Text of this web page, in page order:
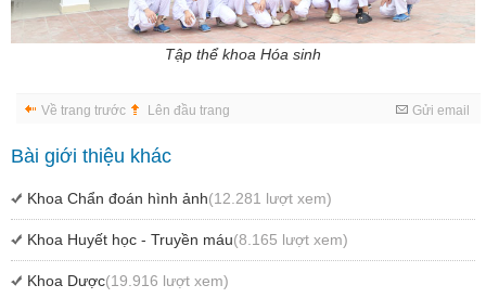
Tập thể khoa Hóa sinh
Về trang trước Lên đầu trang Gửi email
Bài giới thiệu khác
Khoa Chẩn đoán hình ảnh(12.281 lượt xem)
Khoa Huyết học - Truyền máu(8.165 lượt xem)
Khoa Dược(19.916 lượt xem)